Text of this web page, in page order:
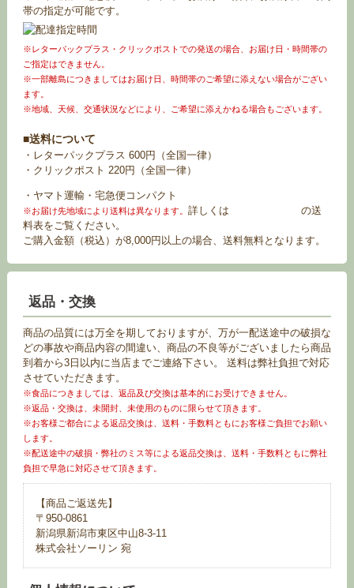
帯の指定が可能です。
※レターパックプラス・クリックポストでの発送の場合、お届け日・時間帯の
ご指定はできません。
※一部離島につきましてはお届け日、時間帯のご希望に添えない場合がござい
ます。
※地域、天候、交通状況などにより、ご希望に添えかねる場合もございます。
■送料について
・レターパックプラス 600円（全国一律）
・クリックポスト 220円（全国一律）
・ヤマト運輸・宅急便コンパクト
※お届け先地域により送料は異なります。 詳しくは
の送
料表をご覧ください。
ご購入金額（税込）が8,000円以上の場合、送料無料となります。
返品・交換
商品の品質には万全を期しておりますが、万が一配送途中の破損な
どの事故や商品内容の間違い、商品の不良等がございましたら商品
到着から3日以内に当店までご連絡下さい。 送料は弊社負担で対応
させていただきます。
※食品につきましては、返品及び交換は基本的にお受けできません。
※返品・交換は、未開封、未使用のものに限らせて頂きます。
※お客様ご都合による返品交換は、送料・手数料ともにお客様ご負担でお願い
します。
※配送途中の破損・弊社のミス等による返品交換は、送料・手数料ともに弊社
負担で早急に対応させて頂きます。
【商品ご返送先】
〒950-0861
新潟県新潟市東区中山8-3-11
株式会社ソーリン 宛